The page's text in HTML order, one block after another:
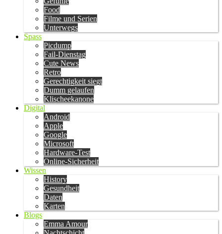
Food
Filme und Serien
Unterwegs
Spass
Picdump
Fail-Dienstag
Cute News
Retro
Gerechtigkeit siegt
Dumm gelaufen
Klischeekanone
Digital
Android
Apple
Google
Microsoft
Hardware-Test
Online-Sicherheit
Wissen
History
Gesundheit
Daten
Karten
Blogs
Emma Amour